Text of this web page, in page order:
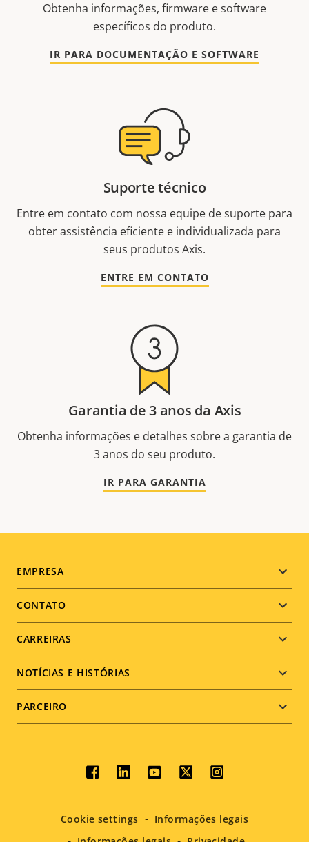
Obtenha informações, firmware e software
específicos do produto.
IR PARA DOCUMENTAÇÃO E SOFTWARE
Suporte técnico
Entre em contato com nossa equipe de suporte para
obter assistência eficiente e individualizada para
seus produtos Axis.
ENTRE EM CONTATO
Garantia de 3 anos da Axis
Obtenha informações e detalhes sobre a garantia de
3 anos do seu produto.
IR PARA GARANTIA
Footer
menu
EMPRESA
CONTATO
CARREIRAS
NOTÍCIAS E HISTÓRIAS
PARCEIRO
Social
menu
Cookie settings
Informações legais